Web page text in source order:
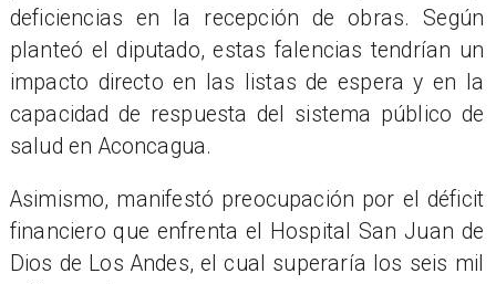
deficiencias en la recepción de obras. Según
planteó el diputado, estas falencias tendrían un
impacto directo en las listas de espera y en la
capacidad de respuesta del sistema público de
salud en Aconcagua.
Asimismo, manifestó preocupación por el déficit
financiero que enfrenta el Hospital San Juan de
Dios de Los Andes, el cual superaría los seis mil